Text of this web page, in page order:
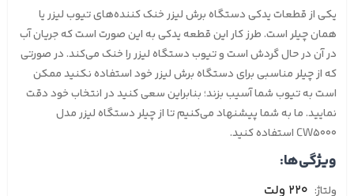
یکی از قطعات یدکی دستگاه برش لیزر خنک کننده‌های تیوب لیزر یا
همان چیلر است. طرز کار این قطعه یدکی به این صورت است که جریان آب
در آن در حال گردش است و تیوب دستگاه لیزر را خنک می‌کند. در صورتی
که از چیلر مناسبی برای دستگاه برش لیزر خود استفاده نکنید ممکن
است به تیوب شما آسیب بزند؛ بنابراین سعی کنید در انتخاب خود دقت
نمایید. ما به شما پیشنهاد می‌کنیم تا از چیلر دستگاه لیزر مدل
CW5000 استفاده کنید.
ویژگی‌ها:
ولتاژ: 220 ولت